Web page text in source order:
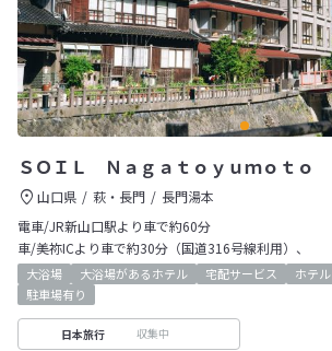
ＳＯＩＬ Ｎａｇａｔｏｙｕｍｏｔｏ
山口県 萩・長門
長門湯本
電車/JR新山口駅より車で約60分
車/美祢ICより車で約30分（国道316号線利用）、
大浴場 大浴場があるホテル 宅配サービス ホテル
駐車場有り
日本旅行 収集中